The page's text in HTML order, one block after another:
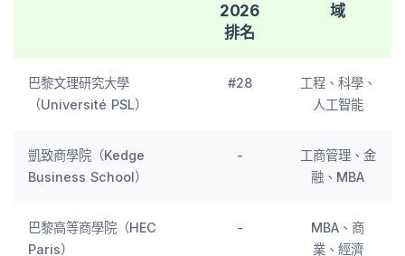
2026
排名
域
巴黎文理研究大學
（Université PSL）
#28
工程、科學、
人工智能
凱致商學院（Kedge
Business School）
-
工商管理、金
融、MBA
巴黎高等商學院（HEC
Paris）
-
MBA、商
業、經濟